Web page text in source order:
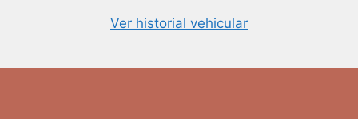
Ver historial vehicular